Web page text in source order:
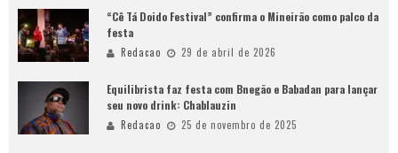
“Cê Tá Doido Festival” confirma o Mineirão como palco da
festa
Redacao 29 de abril de 2026
Equilibrista faz festa com Bnegão e Babadan para lançar
seu novo drink: Chablauzin
Redacao 25 de novembro de 2025